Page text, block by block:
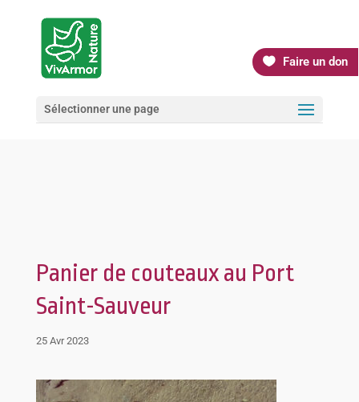
Faire un don
Sélectionner une page
Panier de couteaux au Port
Saint-Sauveur
25 Avr 2023